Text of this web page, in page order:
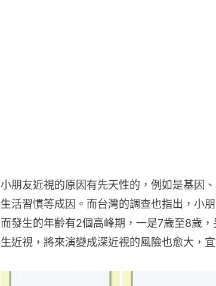
小朋友近視的原因有先天性的，例如是基因
生活習慣等成因。而台灣的調查也指出，小
而發生的年齡有2個高峰期，一是7歲至8歲
生近視，將來演變成深近視的風險也愈大，